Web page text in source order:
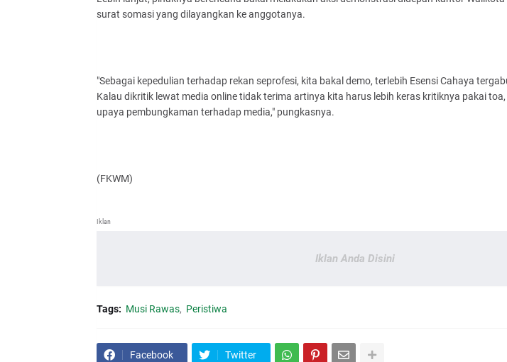
surat somasi yang dilayangkan ke anggotanya.
"Sebagai kepedulian terhadap rekan seprofesi, kita bakal demo, terlebih Esensi Cahaya
Kalau dikritik lewat media online tidak terima artinya kita harus lebih keras kritiknya pakai
upaya pembungkaman terhadap media," pungkasnya.
(FKWM)
Iklan
Iklan Anda Disini
Tags: Musi Rawas Peristiwa
Facebook Twitter